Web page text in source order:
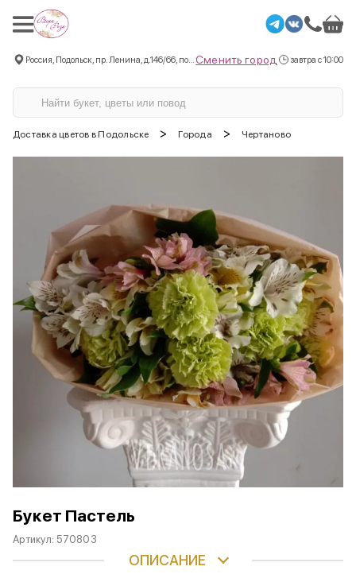
Сменить город завтра с 10:00
Доставка цветов в Подольске > Города > Чертаново
Букет Пастель
Артикул: 570803
ОПИСАНИЕ